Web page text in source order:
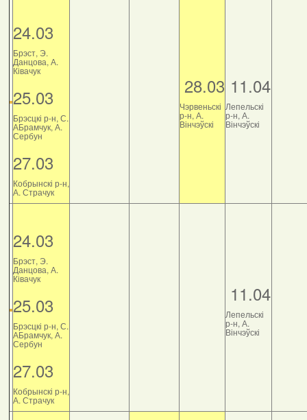
24.03
Брэст, Э.
Данцова, А.
Ківачук
25.03
Брэсцкі р-н, С.
АБрамчук, А.
Сербун
27.03
Кобрынскі р-н,
А. Страчук
28.03
Чэрвеньскі
р-н, А.
Вінчэўскі
11.04
Лепельскі
р-н, А.
Вінчэўскі
24.03
Брэст, Э.
Данцова, А.
Ківачук
25.03
Брэсцкі р-н, С.
АБрамчук, А.
Сербун
27.03
Кобрынскі р-н,
А. Страчук
11.04
Лепельскі
р-н, А.
Вінчэўскі